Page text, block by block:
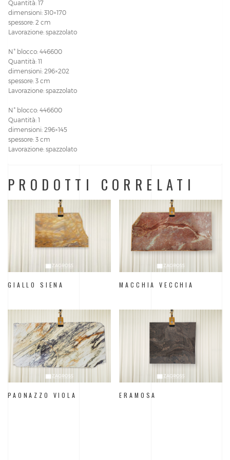
Quantità: 17
dimensioni: 310×170
spessore: 2 cm
Lavorazione: spazzolato
N° blocco: 446600
Quantità: 11
dimensioni: 296×202
spessore: 3 cm
Lavorazione: spazzolato
N° blocco: 446600
Quantità: 1
dimensioni: 296×145
spessore: 3 cm
Lavorazione: spazzolato
PRODOTTI CORRELATI
GIALLO SIENA MACCHIA VECCHIA
PAONAZZO VIOLA ERAMOSA